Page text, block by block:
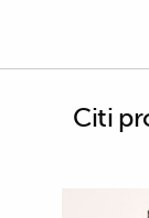
Citi